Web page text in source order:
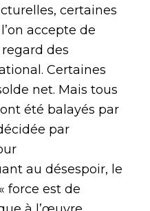
certaines
accepte de
des
Certaines
net. Mais tous
été balayés par
par
au désespoir, le
force est de